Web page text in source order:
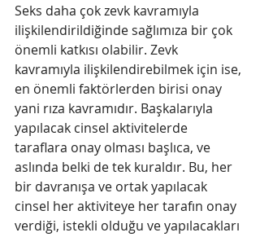
Seks daha çok zevk kavramıyla
ilişkilendirildiğinde sağlımıza bir çok
önemli katkısı olabilir. Zevk
kavramıyla ilişkilendirebilmek için ise,
en önemli faktörlerden birisi onay
yani rıza kavramıdır. Başkalarıyla
yapılacak cinsel aktivitelerde
taraflara onay olması başlıca, ve
aslında belki de tek kuraldır. Bu, her
bir davranışa ve ortak yapılacak
cinsel her aktiviteye her tarafın onay
verdiği, istekli olduğu ve yapılacakları